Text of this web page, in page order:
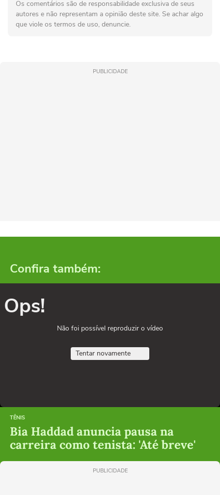
Os comentários são de responsabilidade exclusiva de seus
autores e não representam a opinião deste site. Se achar algo
que viole os termos de uso, denuncie.
PUBLICIDADE
Confira também:
Ops!
Não foi possível reproduzir o vídeo
Tentar novamente
TÊNIS
Bia Haddad anuncia pausa na
carreira como tenista: 'Até breve'
PUBLICIDADE